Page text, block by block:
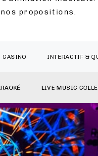
propositions.
CASINO INTERACTIF &
LIVE MUSIC